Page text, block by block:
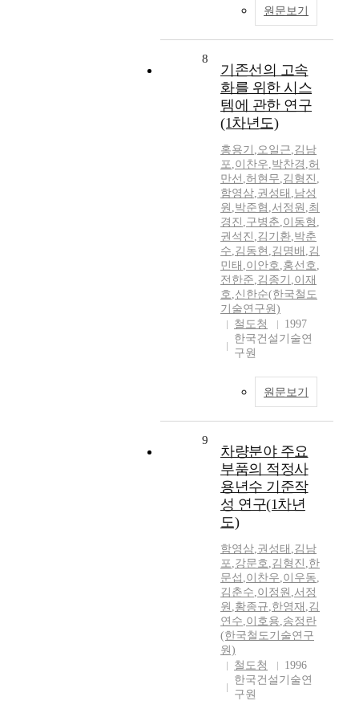
원문보기
8
기존선의 고속
화를 위한 시스
템에 관한 연구
(1차년도)
홍용기 ,오일근,김남
포,이찬우,박찬경 ,허
만선 ,허현무,김형진 ,
함영삼,권성태 ,남성
원 ,박준협 ,서정원 ,최
경진 ,구병춘,이동형 ,
권석진 ,김기환,박춘
수,김동현 ,김명배 ,김
민태 ,이안호,홍선호,
전한준,김종기 ,이재
호,신한순(한국철도
기술연구원)
철도청
1997
한국건설기술연
구원
원문보기
9
차량분야 주요
부품의 적정사
용년수 기준작
성 연구(1차년
도)
함영삼,권성태 ,김남
포,강문호,김형진 ,한
문섭 ,이찬우,이우동,
김춘수,이정원 ,서정
원 ,황종규,한영재 ,김
연수,이호용,송정란
(한국철도기술연구
원)
철도청
1996
한국건설기술연
구원